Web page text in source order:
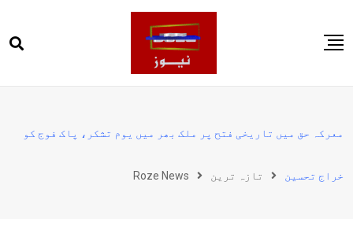
to
پاکستان
کھیل
معرکہ حق میں تاریخی فتح پر ملک بھر میں یوم تشکر، پاک فوج کو
خراج تحسین تازہ ترین Roze News